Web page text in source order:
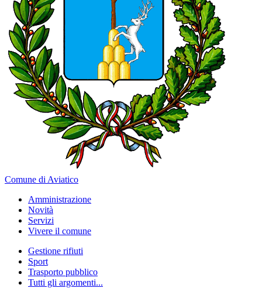
Comune di Aviatico
Amministrazione
Novità
Servizi
Vivere il comune
Gestione rifiuti
Sport
Trasporto pubblico
Tutti gli argomenti...